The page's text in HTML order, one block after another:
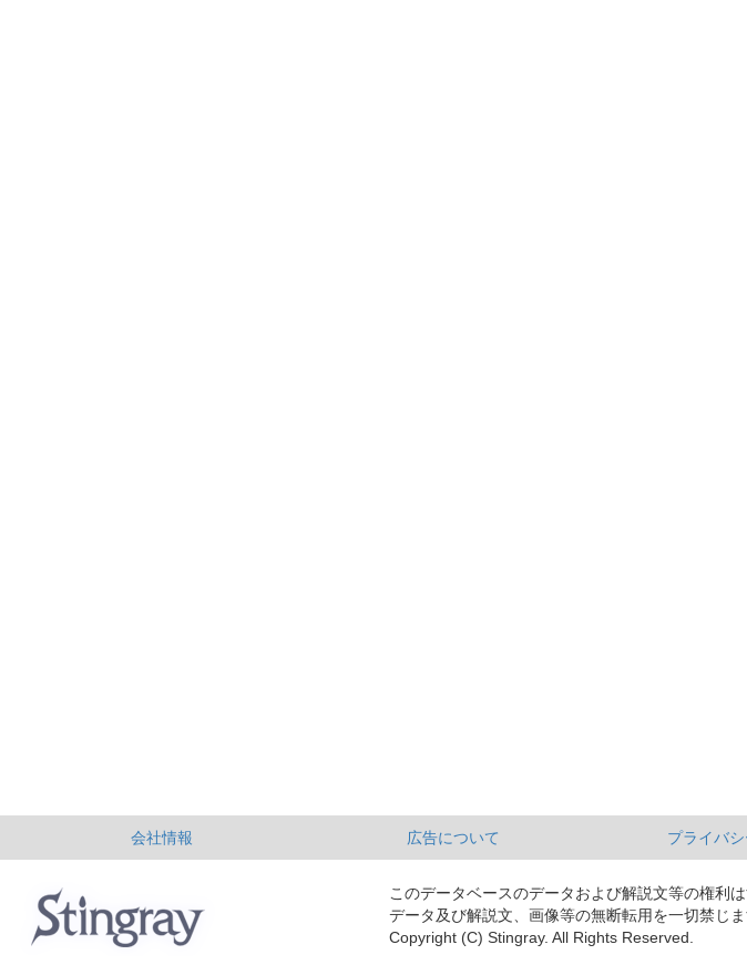
会社情報 広告について プライバ
このデータベースのデータおよび解説文等の権利
データ及び解説文、画像等の無断転用を一切禁じま
Copyright (C) Stingray. All Rights Reserved.